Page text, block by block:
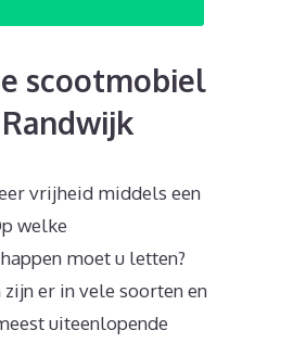
scootmobiel
vrijheid middels een
welke
moet u letten?
er in vele soorten en
uiteenlopende